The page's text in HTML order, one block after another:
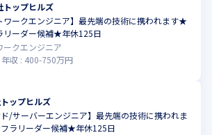
応じてご配属が決定いたします
トップヒルズ
ワークエンジニア】最先端の技術に携われます★
リーダー候補★年休125日
ークエンジニア
年収 : 400-750万円
ップヒルズ
ド/サーバーエンジニア】最先端の技術に携われま
ラリーダー候補★年休125日